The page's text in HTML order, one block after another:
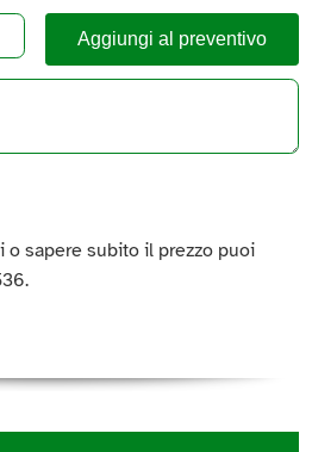
Aggiungi al preventivo
o sapere subito il prezzo puoi